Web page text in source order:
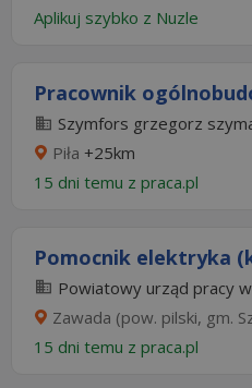
Aplikuj szybko z Nuzle
Pracownik
Szymfors grzegorz
Piła +25km
15 dni temu z praca.pl
Pomocnik elektryka
Powiatowy urząd pracy
Zawada (pow. pilski, gm.
15 dni temu z praca.pl